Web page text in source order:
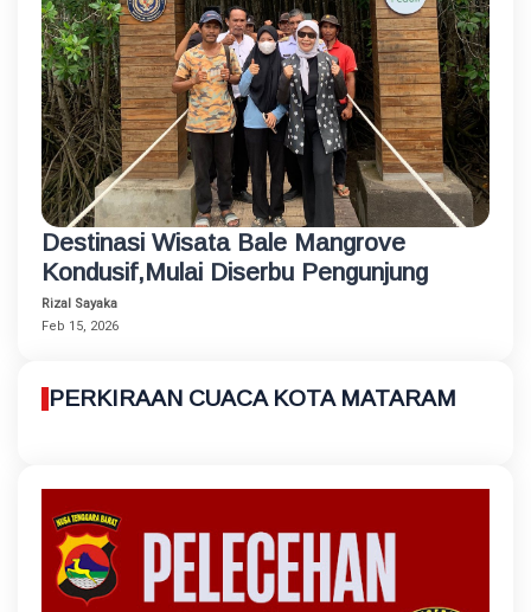
Destinasi Wisata Bale Mangrove
Kondusif,Mulai Diserbu Pengunjung
Rizal Sayaka
Feb 15, 2026
PERKIRAAN CUACA KOTA MATARAM